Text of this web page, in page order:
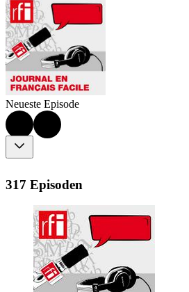
Neueste Episode
317 Episoden